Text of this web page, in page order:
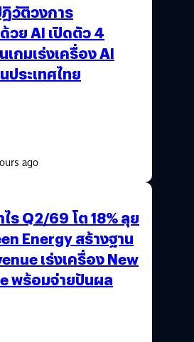
ฏิวัติวงการ
วย AI เปิดตัว 4
กมเร่งเครื่อง AI
ระเทศไทย
ago
ไร Q2/69 โต 18% ลุย
Energy สร้างฐาน
เร่งเครื่อง New
พร้อมจ่ายปันผล